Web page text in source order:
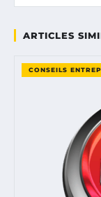
ARTICLES
CONSEILS